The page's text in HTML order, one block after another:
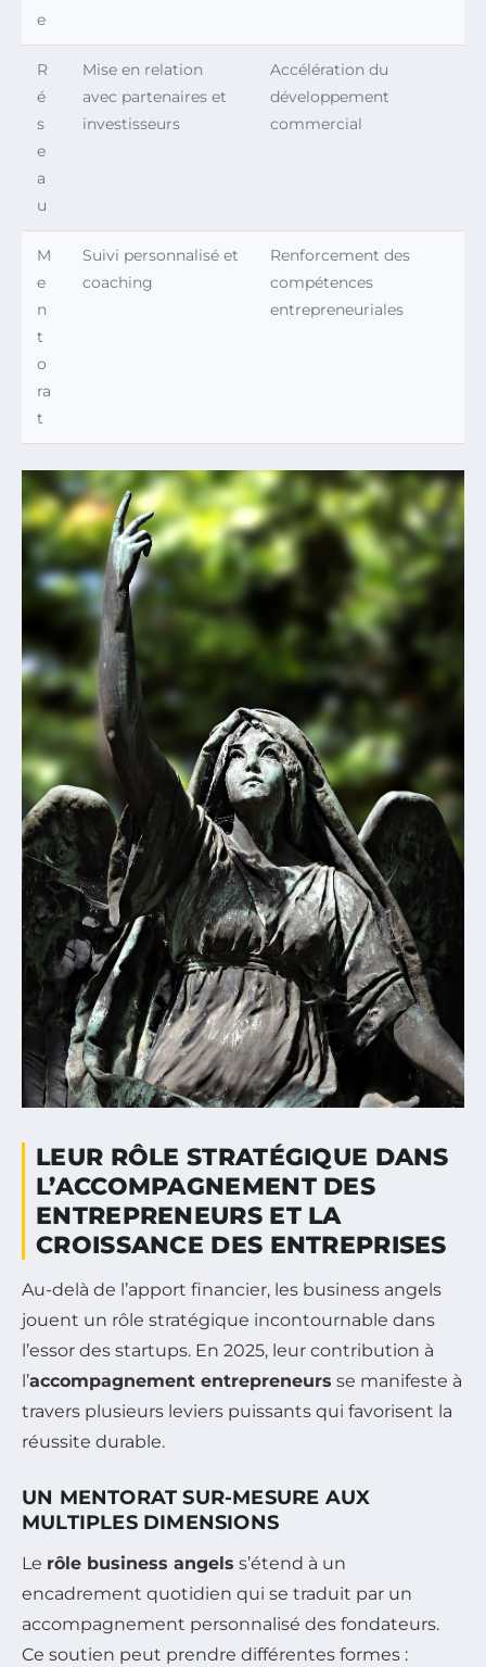
e
R
é
s
e
a
u
Mise en relation
avec partenaires et
investisseurs
Accélération du
développement
commercial
M
e
n
t
o
ra
t
Suivi personnalisé et
coaching
Renforcement des
compétences
entrepreneuriales
LEUR RÔLE STRATÉGIQUE DANS
L’ACCOMPAGNEMENT DES
ENTREPRENEURS ET LA
CROISSANCE DES ENTREPRISES
Au-delà de l’apport financier, les business angels
jouent un rôle stratégique incontournable dans
l’essor des startups. En 2025, leur contribution à
l’accompagnement entrepreneurs se manifeste à
travers plusieurs leviers puissants qui favorisent la
réussite durable.
UN MENTORAT SUR-MESURE AUX
MULTIPLES DIMENSIONS
Le rôle business angels s’étend à un
encadrement quotidien qui se traduit par un
accompagnement personnalisé des fondateurs.
Ce soutien peut prendre différentes formes :